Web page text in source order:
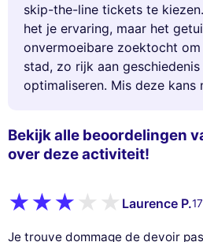
Bekijk alle beoordelingen
over deze activiteit!
Laurence P.
Je trouve dommage de devoir
skip-the-line tickets te
het je ervaring, maar het
onvermoeibare zoektocht
stad, zo rijk aan
optimaliseren. Mis deze kans